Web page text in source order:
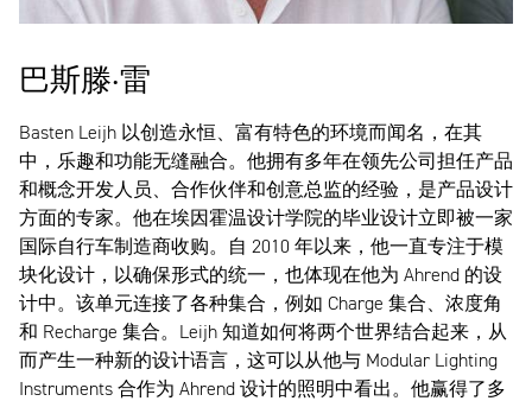
巴斯滕·雷
Basten Leijh 以创造永恒、富有特色的环境而闻名，在其
中，乐趣和功能无缝融合。他拥有多年在领先公司担任产品
和概念开发人员、合作伙伴和创意总监的经验，是产品设计
方面的专家。他在埃因霍温设计学院的毕业设计立即被一家
国际自行车制造商收购。自 2010 年以来，他一直专注于模
块化设计，以确保形式的统一，也体现在他为 Ahrend 的设
计中。该单元连接了各种集合，例如 Charge 集合、浓度角
和 Recharge 集合。Leijh 知道如何将两个世界结合起来，从
而产生一种新的设计语言，这可以从他与 Modular Lighting
Instruments 合作为 Ahrend 设计的照明中看出。他赢得了多